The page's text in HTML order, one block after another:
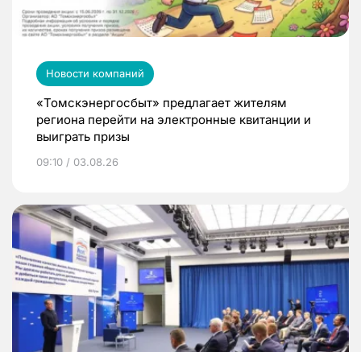
Новости компаний
«Томскэнергосбыт» предлагает жителям
региона перейти на электронные квитанции и
выиграть призы
09:10 / 03.08.26